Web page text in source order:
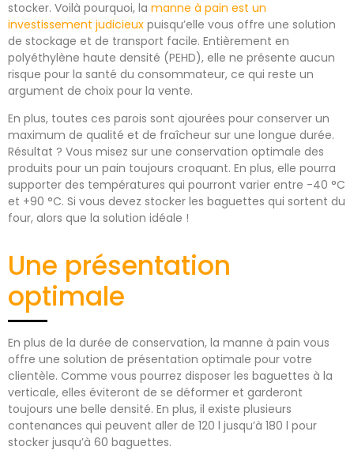
stocker. Voilà pourquoi, la manne à pain est un
investissement judicieux puisqu’elle vous offre une solution
de stockage et de transport facile. Entièrement en
polyéthylène haute densité (PEHD), elle ne présente aucun
risque pour la santé du consommateur, ce qui reste un
argument de choix pour la vente.
En plus, toutes ces parois sont ajourées pour conserver un
maximum de qualité et de fraîcheur sur une longue durée.
Résultat ? Vous misez sur une conservation optimale des
produits pour un pain toujours croquant. En plus, elle pourra
supporter des températures qui pourront varier entre -40 °C
et +90 °C. Si vous devez stocker les baguettes qui sortent du
four, alors que la solution idéale !
Une présentation
optimale
En plus de la durée de conservation, la manne à pain vous
offre une solution de présentation optimale pour votre
clientèle. Comme vous pourrez disposer les baguettes à la
verticale, elles éviteront de se déformer et garderont
toujours une belle densité. En plus, il existe plusieurs
contenances qui peuvent aller de 120 l jusqu’à 180 l pour
stocker jusqu’à 60 baguettes.